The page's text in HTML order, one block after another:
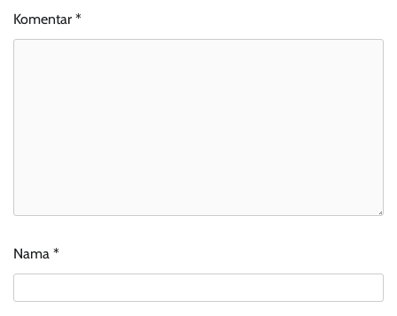
Komentar *
Nama *